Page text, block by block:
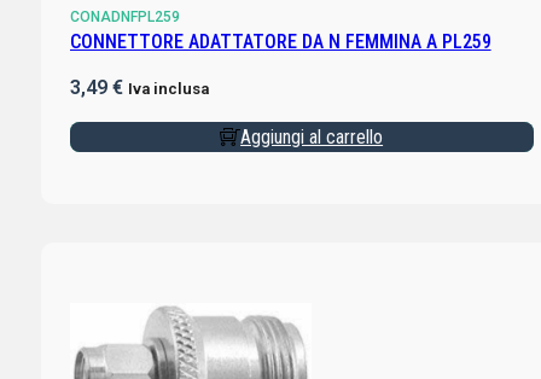
CONADNFPL259
CONNETTORE ADATTATORE DA N FEMMINA A PL259
3,49 € Iva inclusa
Aggiungi al carrello